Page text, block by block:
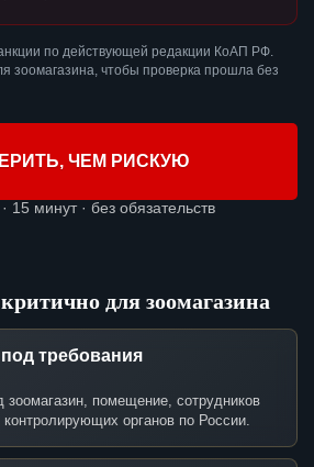
по действующей редакции КоАП РФ.
зоомагазина, чтобы проверка прошла без
ЧЕМ РИСКУЮ
15 минут · без обязательств
для зоомагазина
требования
зоомагазин, помещение, сотрудников
контролирующих органов по России.